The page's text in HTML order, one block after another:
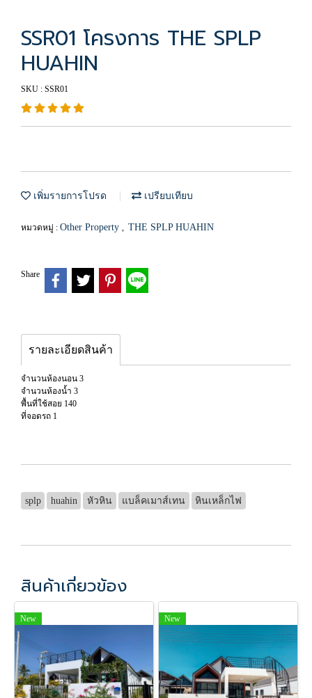
SSR01 โครงการ THE SPLP
HUAHIN
SKU : SSR01
เพิ่มรายการโปรด เปรียบเทียบ
หมวดหมู่ : Other Property , THE SPLP HUAHIN
Share
รายละเอียดสินค้า
จำนวนห้องนอน 3
จำนวนห้องน้ำ 3
พื้นที่ใช้สอย 140
ที่จอดรถ 1
splp huahin หัวหิน แบล็คเมาส์เทน หินเหล็กไฟ
สินค้าเกี่ยวข้อง
New New